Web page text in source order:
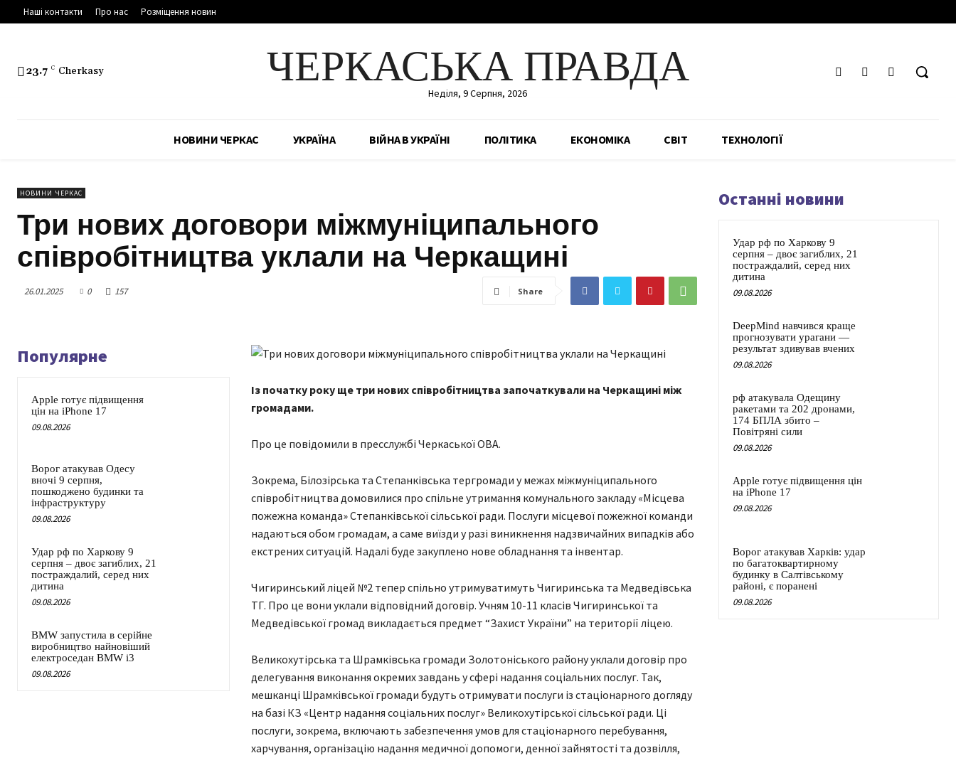
Наші контакти Про нас Розміщення новин
23.7 C Cherkasy ЧЕРКАСЬКА ПРАВДА
Неділя, 9 Серпня, 2026
НОВИНИ ЧЕРКАС УКРАЇНА ВІЙНА В УКРАЇНІ ПОЛІТИКА ЕКОНОМІКА СВІТ ТЕХНОЛОГІЇ
НОВИНИ ЧЕРКАС
Три нових договори міжмуніципального
співробітництва уклали на Черкащині
26.01.2025 0 157 Share
Популярне
Apple готує підвищення
цін на iPhone 17
09.08.2026
Ворог атакував Одесу
вночі 9 серпня,
пошкоджено будинки та
інфраструктуру
09.08.2026
Удар рф по Харкову 9
серпня – двоє загиблих, 21
постраждалий, серед них
дитина
09.08.2026
BMW запустила в серійне
виробництво найновіший
електроседан BMW i3
09.08.2026
Із початку року ще три нових співробітництва започаткували на Черкащині між
громадами.
Про це повідомили в пресслужбі Черкаської ОВА.
Зокрема, Білозірська та Степанківська тергромади у межах міжмуніципального
співробітництва домовилися про спільне утримання комунального закладу «Місцева
пожежна команда» Степанківської сільської ради. Послуги місцевої пожежної команди
надаються обом громадам, а саме виїзди у разі виникнення надзвичайних випадків або
екстрених ситуацій. Надалі буде закуплено нове обладнання та інвентар.
Чигиринський ліцей №2 тепер спільно утримуватимуть Чигиринська та Медведівська
ТГ. Про це вони уклали відповідний договір. Учням 10-11 класів Чигиринської та
Медведівської громад викладається предмет “Захист України” на території ліцею.
Великохутірська та Шрамківська громади Золотоніського району уклали договір про
делегування виконання окремих завдань у сфері надання соціальних послуг. Так,
мешканці Шрамківської громади будуть отримувати послуги із стаціонарного догляду
на базі КЗ «Центр надання соціальних послуг» Великохутірської сільської ради. Ці
послуги, зокрема, включають забезпечення умов для стаціонарного перебування,
харчування, організацію надання медичної допомоги, денної зайнятості та дозвілля,
Останні новини
Удар рф по Харкову 9
серпня – двоє загиблих, 21
постраждалий, серед них
дитина
09.08.2026
DeepMind навчився краще
прогнозувати урагани —
результат здивував вчених
09.08.2026
рф атакувала Одещину
ракетами та 202 дронами,
174 БПЛА збито –
Повітряні сили
09.08.2026
Apple готує підвищення цін
на iPhone 17
09.08.2026
Ворог атакував Харків: удар
по багатоквартирному
будинку в Салтівському
районі, є поранені
09.08.2026